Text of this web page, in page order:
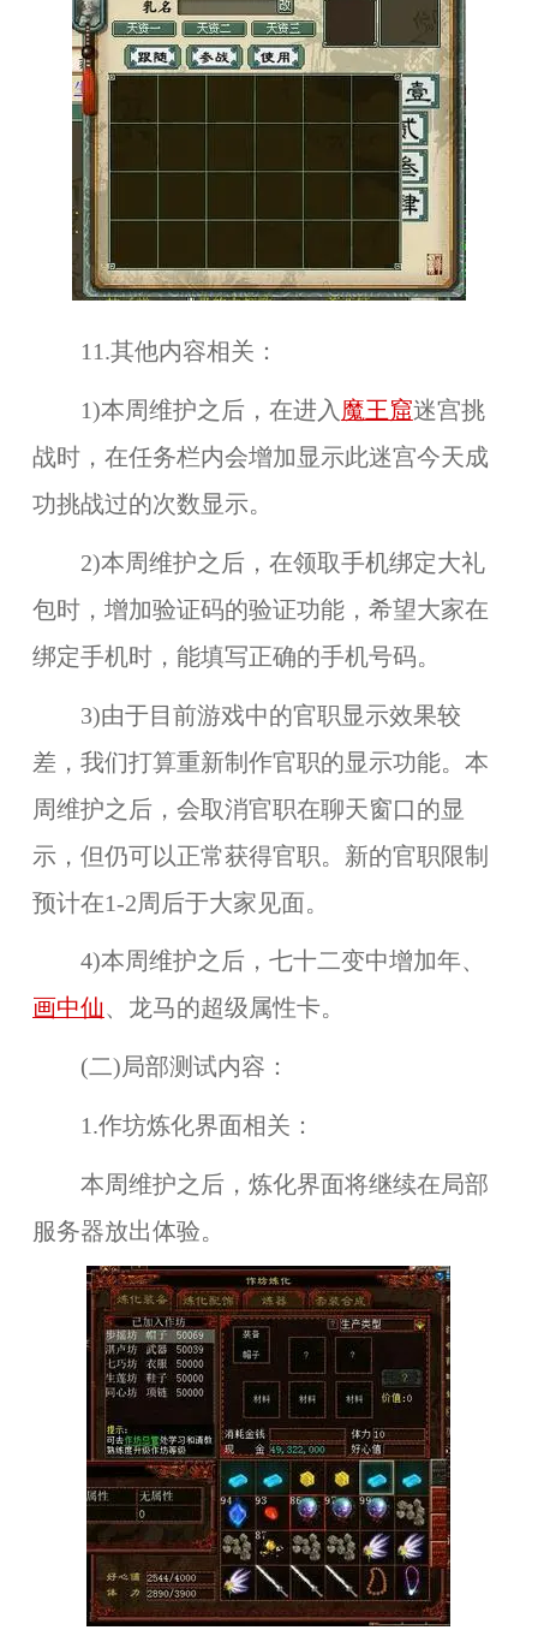
11.其他内容相关：
1)本周维护之后，在进入 魔王窟迷宫挑
战时，在任务栏内会增加显示此迷宫今天成
功挑战过的次数显示。
2)本周维护之后，在领取手机绑定大礼
包时，增加验证码的验证功能，希望大家在
绑定手机时，能填写正确的手机号码。
3)由于目前游戏中的官职显示效果较
差，我们打算重新制作官职的显示功能。本
周维护之后，会取消官职在聊天窗口的显
示，但仍可以正常获得官职。新的官职限制
预计在1-2周后于大家见面。
4)本周维护之后，七十二变中增加年、
画中仙、龙马的超级属性卡。
(二)局部测试内容：
1.作坊炼化界面相关：
本周维护之后， 炼化界面将继续在局部
服务器放出体验。